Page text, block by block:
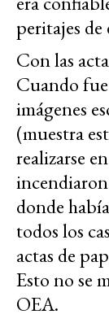
peritajes de
Con las
Cuando
imágenes
(muestra
realizarse
donde
todos los
actas de
Esto no se
OEA.